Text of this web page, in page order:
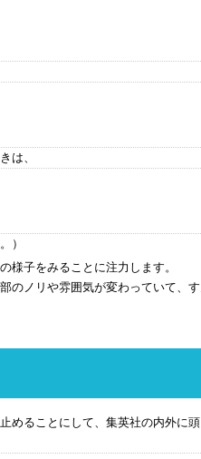
は、
）
様子をみることに注力します。
のノリや雰囲気が変わっていて、
めることにして、集英社の内外に